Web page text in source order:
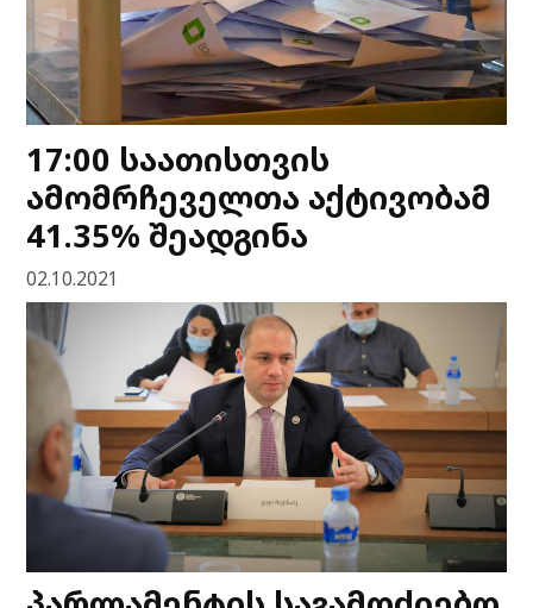
17:00 საათისთვის
ამომრჩეველთა აქტივობამ
41.35% შეადგინა
02.10.2021